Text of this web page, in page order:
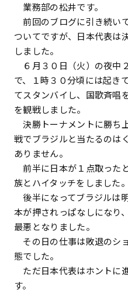
業務部の松井です。
前回のブログに引き続い
ついてですが、日本代表は
しました。
６月３０日（火）の夜中
で、１時３０分頃には起き
てスタンバイし、国歌斉唱
を観戦しました。
決勝トーナメントに勝ち
戦でブラジルと当たるのは
ありません。
前半に日本が１点取った
族とハイタッチをしました。
後半になってブラジルは
本が押されっぱなしになり
最悪となりました。
その日の仕事は敗退のシ
態でした。
ただ日本代表はホントに
す。